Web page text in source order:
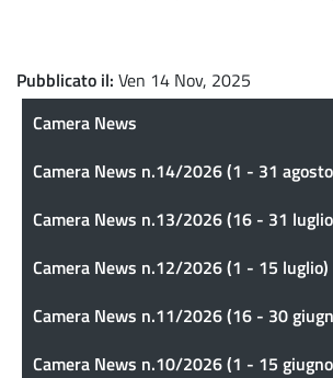
Pubblicato il Ven 14 Nov, 2025
Camera News
Camera News
Camera News n.14/2026 (1 - 31
Camera News n.13/2026 (16 - 31
Camera News n.12/2026 (1 - 15 luglio)
Camera News n.11/2026 (16 - 30
Camera News n.10/2026 (1 - 15